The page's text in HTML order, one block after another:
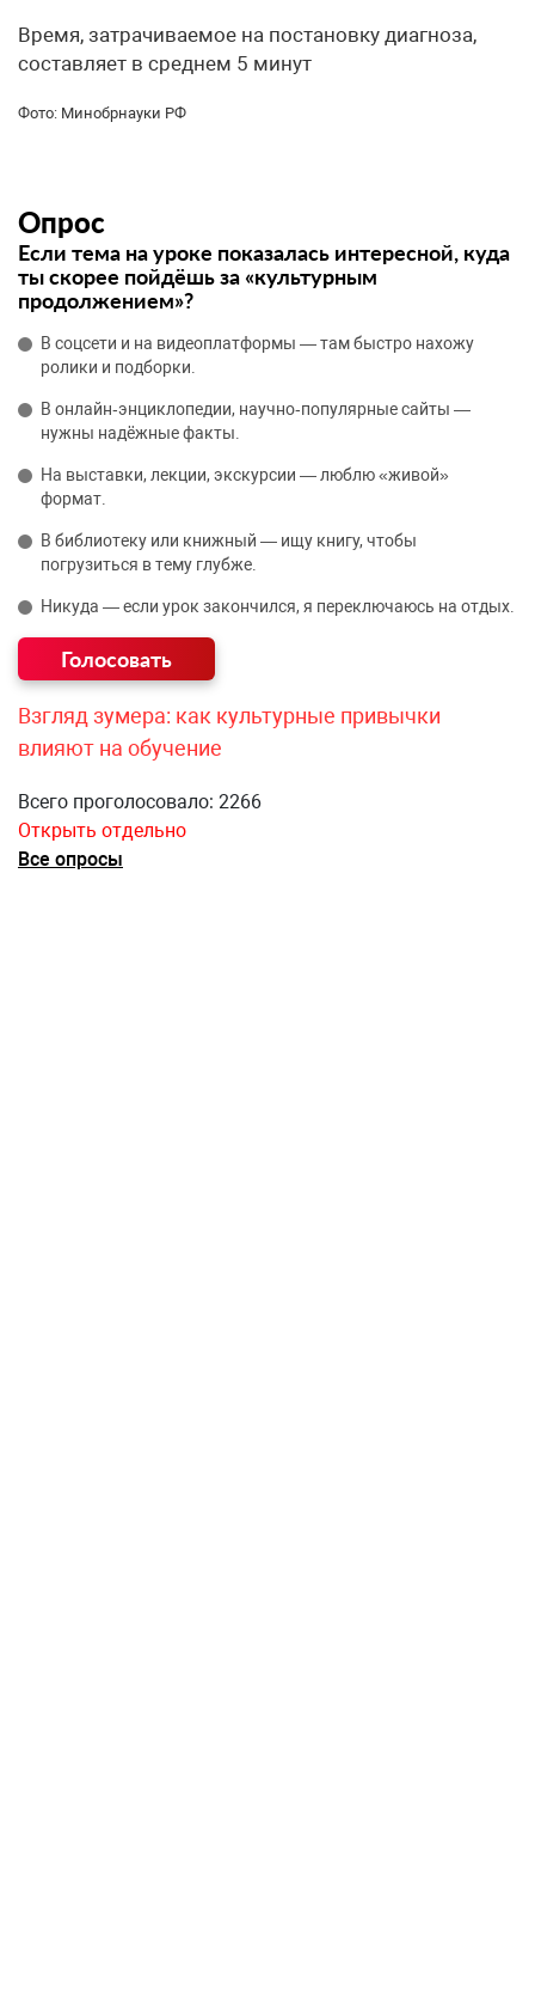
Время, затрачиваемое на постановку диагноза,
составляет в среднем 5 минут
Фото: Минобрнауки РФ
Опрос
Если тема на уроке показалась интересной, куда
ты скорее пойдёшь за «культурным
продолжением»?
В соцсети и на видеоплатформы — там быстро нахожу
ролики и подборки.
В онлайн‑энциклопедии, научно‑популярные сайты —
нужны надёжные факты.
На выставки, лекции, экскурсии — люблю «живой»
формат.
В библиотеку или книжный — ищу книгу, чтобы
погрузиться в тему глубже.
Никуда — если урок закончился, я переключаюсь на отдых.
Взгляд зумера: как культурные привычки
влияют на обучение
Всего проголосовало: 2266
Открыть отдельно
Все опросы